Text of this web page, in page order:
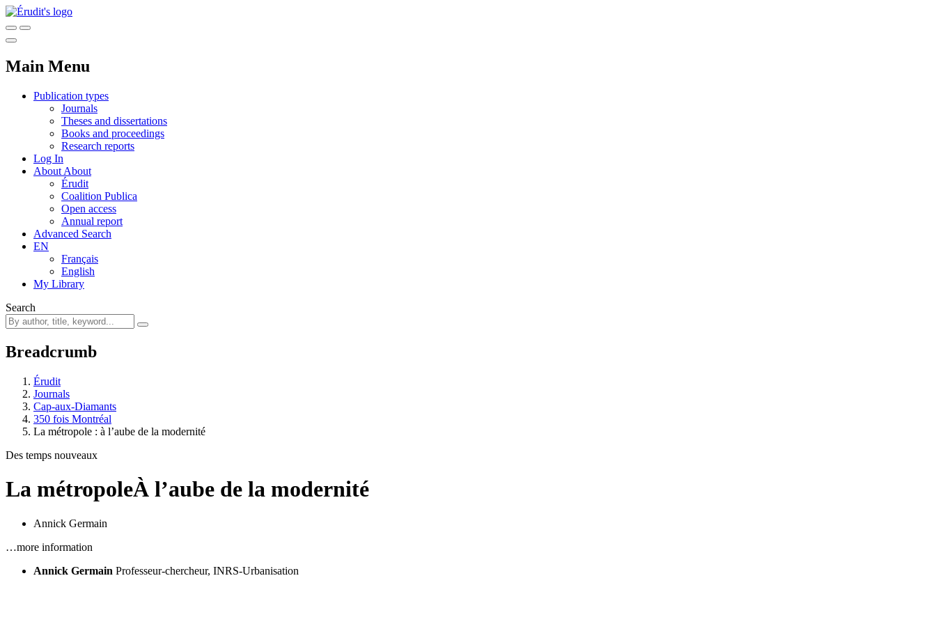
Main Menu
Publication types
Journals
Theses and dissertations
Books and proceedings
Research reports
Log In
About About
Érudit
Coalition Publica
Open access
Annual report
Advanced Search
EN
Français
English
My Library
Search
Breadcrumb
Érudit
Journals
Cap-aux-Diamants
350 fois Montréal
La métropole : à l’aube de la modernité
Des temps nouveaux
La métropoleÀ l’aube de la modernité
Annick Germain
…more information
Annick Germain Professeur-chercheur, INRS-Urbanisation